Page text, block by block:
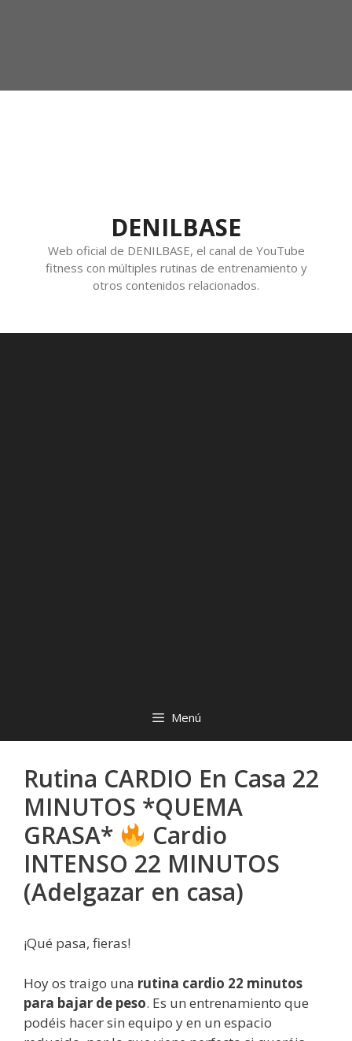
DENILBASE
Web oficial de DENILBASE, el canal de YouTube
fitness con múltiples rutinas de entrenamiento y
otros contenidos relacionados.
Menú
Rutina CARDIO En Casa 22
MINUTOS *QUEMA
GRASA*
Cardio
INTENSO 22 MINUTOS
(Adelgazar en casa)
¡Qué pasa, fieras!
Hoy os traigo una rutina cardio 22 minutos
para bajar de peso. Es un entrenamiento que
podéis hacer sin equipo y en un espacio